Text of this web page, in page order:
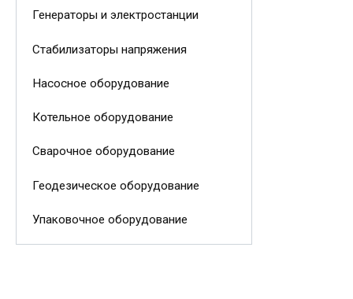
Генераторы и электростанции
Стабилизаторы напряжения
Насосное оборудование
Котельное оборудование
Сварочное оборудование
Геодезическое оборудование
Упаковочное оборудование